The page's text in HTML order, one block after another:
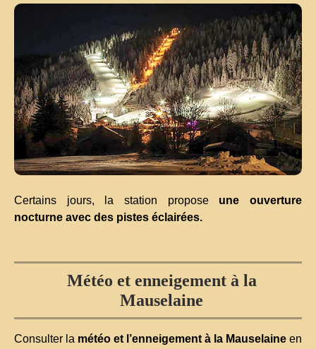
Certains jours, la station propose une ouverture
nocturne avec des pistes éclairées.
Météo et enneigement à la
Mauselaine
Consulter la météo et l’enneigement à la Mauselaine en